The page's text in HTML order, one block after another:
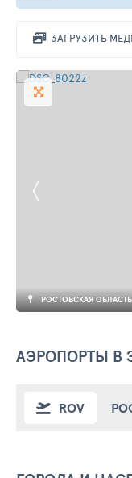
ЗАГРУЗИТЬ
РОСТОВСКАЯ ОБЛАСТЬ
АЭРОПОРТЫ В
ROV